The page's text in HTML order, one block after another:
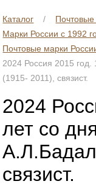
Каталог
Марки России с 1992
Почтовые марки
2024 Россия 2015
(1915- 2011), связист.
2024
лет со
связист.